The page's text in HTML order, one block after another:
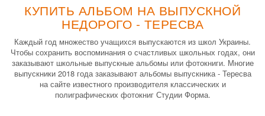
КУПИТЬ АЛЬБОМ НА ВЫПУСКНОЙ
НЕДОРОГО - ТЕРЕСВА
Каждый год множество учащихся выпускаются из школ Украины.
Чтобы сохранить воспоминания о счастливых школьных годах, они
заказывают школьные выпускные альбомы или фотокниги. Многие
выпускники 2018 года заказывают альбомы выпускника - Тересва
на сайте известного производителя классических и
полиграфических фотокниг Студии Форма.